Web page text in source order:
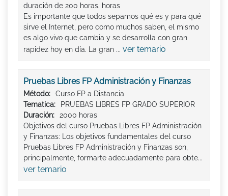
duración de 200 horas. horas
Es importante que todos sepamos qué es y para qué
sirve el Internet, pero como muchos saben, el mismo
es algo vivo que cambia y se desarrolla con gran
rapidez hoy en día. La gran ... ver temario
Pruebas Libres FP Administración y Finanzas
Método:
Curso FP a Distancia
Tematica:
PRUEBAS LIBRES FP GRADO SUPERIOR
Duración:
2000 horas
Objetivos del curso Pruebas Libres FP Administración
y Finanzas: Los objetivos fundamentales del curso
Pruebas Libres FP Administración y Finanzas son,
principalmente, formarte adecuadamente para obte...
ver temario